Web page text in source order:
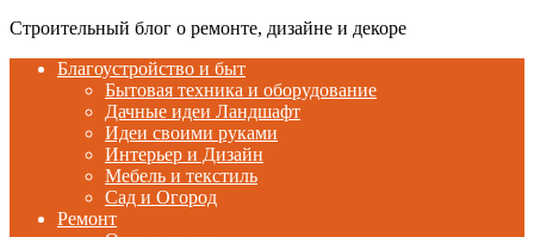
Строительный блог о ремонте, дизайне и декоре
Благоустройство и быт
Бытовая техника и оборудование
Дачные идеи Ландшафт
Идеи своими руками
Интерьер и Дизайн
Мебель и текстиль
Сад и Огород
Ремонт